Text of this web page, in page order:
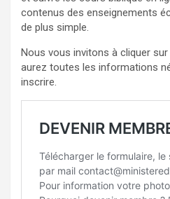
contenus des enseignements
de plus simple.
Nous vous invitons à cliquer
aurez toutes les informations
inscrire.